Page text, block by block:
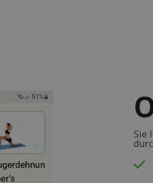
Sie